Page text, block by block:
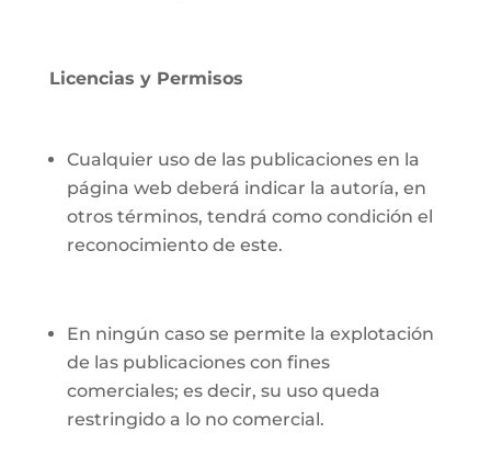
Licencias y Permisos
Cualquier uso de las publicaciones en la
página web deberá indicar la autoría, en
otros términos, tendrá como condición el
reconocimiento de este.
En ningún caso se permite la explotación
de las publicaciones con fines
comerciales; es decir, su uso queda
restringido a lo no comercial.